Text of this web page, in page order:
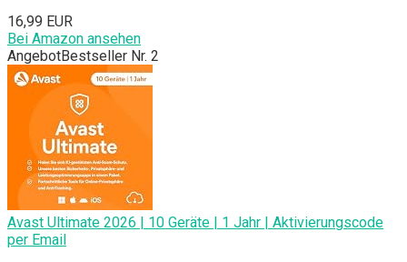
16,99 EUR
Bei Amazon ansehen
AngebotBestseller Nr. 2
Avast Ultimate 2026 | 10 Geräte | 1 Jahr | Aktivierungscode
per Email